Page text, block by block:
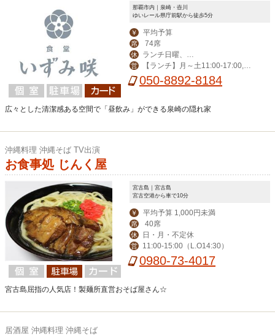
那覇市内｜泉崎・壺川
ゆいレール県庁前駅から徒歩5分
￥ 平均予算
席 74席
休
ィナー日曜、月曜
営
【ランチ】月～土11:00-17:00,
【ディナー】火～土14:00-23:00
050-8892-8184
広々とした清潔感ある空間で「昼飲み」ができる泉崎の隠れ家
沖縄料理 沖縄そば TV出演
お食事処 じんく屋
宮古島｜宮古島
宮古空港から車で10分
￥ 平均予算 1,000円未満
席 40席
休 日・月・不定休
営 11:00-15:00（L.O14:30）
0980-73-4017
宮古島屈指の人気店！製麺所直営おそば屋さん☆
居酒屋 沖縄料理 沖縄そば